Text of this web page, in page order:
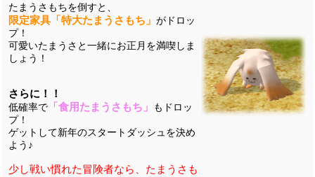
たまうさもちを倒すと、
限定家具 「特大たまうさもち」がドロッ
プ！
可愛いたまうさと一緒にお正月を満喫しま
しょう！
さらに！！
低確率で 「食用たまうさもち」
もドロッ
プ！
ゲットして新年のスタートダッシュを決め
よう♪
少し戦い慣れた冒険者なら、たまうさも